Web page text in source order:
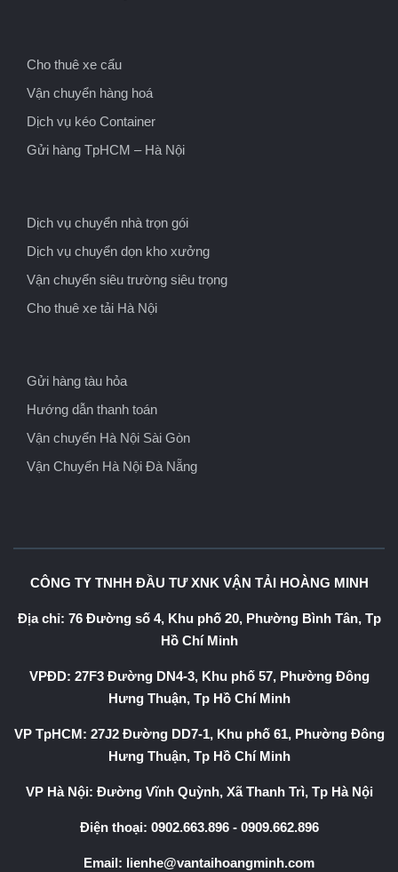
Cho thuê xe cẩu
Vận chuyển hàng hoá
Dịch vụ kéo Container
Gửi hàng TpHCM – Hà Nội
Dịch vụ chuyển nhà trọn gói
Dịch vụ chuyển dọn kho xưởng
Vận chuyển siêu trường siêu trọng
Cho thuê xe tải Hà Nội
Gửi hàng tàu hỏa
Hướng dẫn thanh toán
Vận chuyển Hà Nội Sài Gòn
Vận Chuyển Hà Nội Đà Nẵng
CÔNG TY TNHH ĐẦU TƯ XNK VẬN TẢI HOÀNG MINH
Địa chỉ: 76 Đường số 4, Khu phố 20, Phường Bình Tân, Tp
Hồ Chí Minh
VPĐD: 27F3 Đường DN4-3, Khu phố 57, Phường Đông
Hưng Thuận, Tp Hồ Chí Minh
VP TpHCM: 27J2 Đường DD7-1, Khu phố 61, Phường Đông
Hưng Thuận, Tp Hồ Chí Minh
VP Hà Nội: Đường Vĩnh Quỳnh, Xã Thanh Trì, Tp Hà Nội
Điện thoại: 0902.663.896- 0909.662.896
Email: lienhe@vantaihoangminh.com